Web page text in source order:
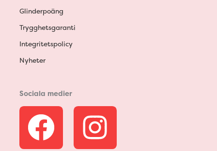
Glinderpoäng
Trygghetsgaranti
Integritetspolicy
Nyheter
Sociala medier
F
a
I
n